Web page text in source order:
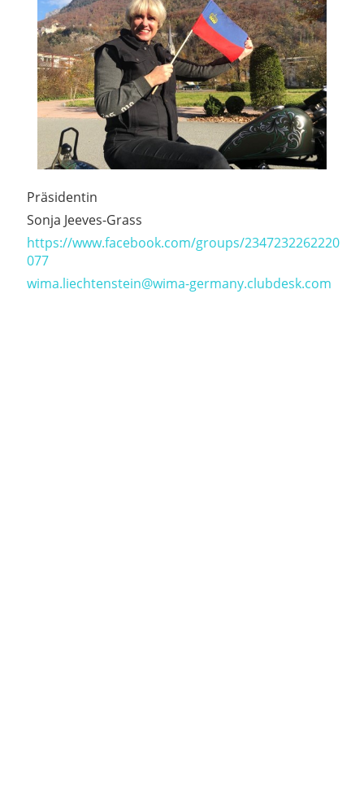
Präsidentin
Sonja Jeeves-Grass
https://www.facebook.com/groups/2347232262220
077
wima.liechtenstein@wima-germany.clubdesk.com